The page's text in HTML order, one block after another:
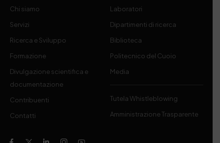
Chi siamo
Servizi
Ricerca e Sviluppo
Formazione
Divulgazione scientifica e
documentazione
Contribuenti
Contatti
Laboratori
Dipartimenti di ricerca
Biblioteca
Politecnico del Cuoio
Media
Tutela Whistleblowing
Amministrazione Trasparente